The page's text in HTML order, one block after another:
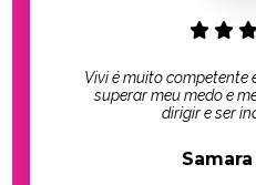
Vivi é muito competente
superar meu medo e
dirigir e ser